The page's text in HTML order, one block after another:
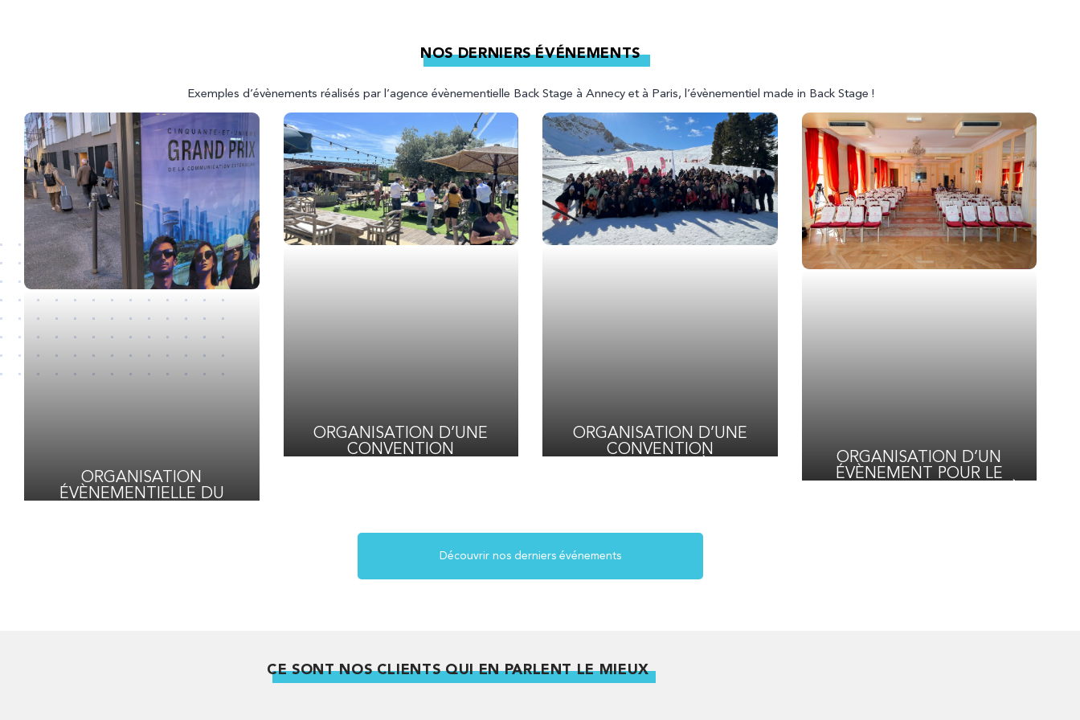
NOS DERNIERS ÉVÉNEMENTS
Exemples d’évènements réalisés par l’agence évènementielle Back Stage à Annecy et à Paris, l’évènementiel made in Back Stage !
ORGANISATION
ÉVÈNEMENTIELLE DU
ORGANISATION D’UNE
CONVENTION
ORGANISATION D’UNE
CONVENTION
ORGANISATION D’UN
ÉVÈNEMENT POUR LE
Découvrir nos derniers événements
CE SONT NOS CLIENTS QUI EN PARLENT LE MIEUX